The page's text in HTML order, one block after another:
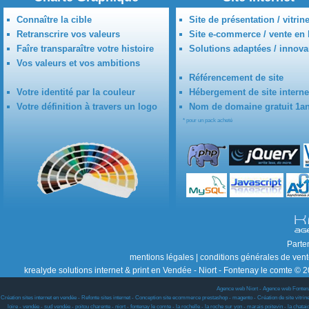
Connaître la cible
Retranscrire vos valeurs
Faîre transparaître votre histoire
Vos valeurs et vos ambitions
Votre identité par la couleur
Votre définition à travers un logo
Site de présentation /
Site e-commerce / vente en
Solutions adaptées /
Référencement de site
Hébergement de site
Nom de domaine gratuit
* pour un pack acheté
mentions légales
conditions générales de
krealyde solutions internet & print en Vendée - Niort - Fontenay le comte ©
Agence web Niort - Agence web
Création sites internet en vendée - Refonte sites internet - Conception site ecommerce prestashop - magento - Création de site
loire - vendée - sud vendée - poitou charente - niort - fontenay le comte - la rochelle - la roche sur yon - marais poitevin - la